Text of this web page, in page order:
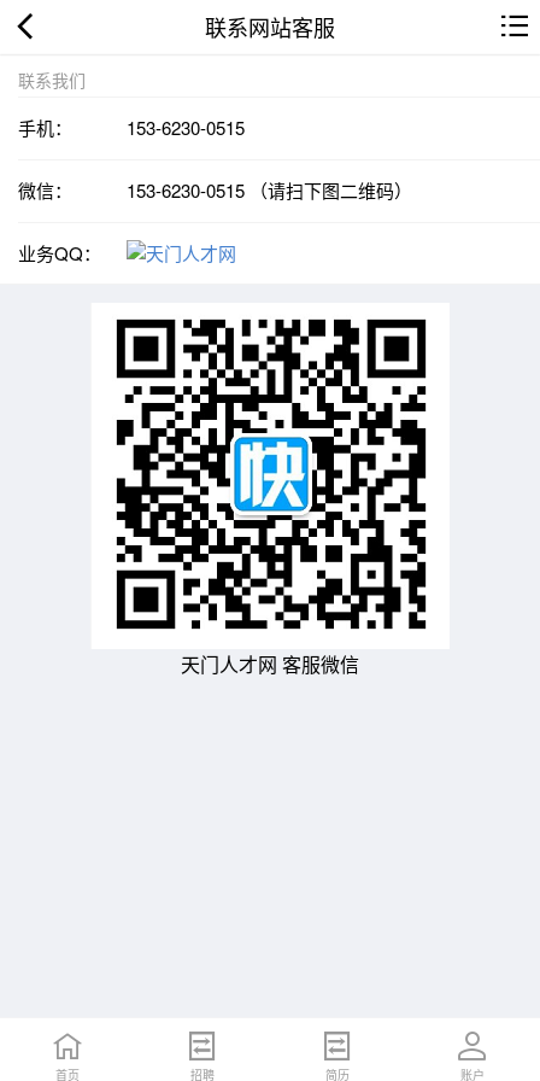
联系网站客服
联系我们
手机： 153-6230-0515
微信： 153-6230-0515 （请扫下图二维码）
业务QQ：
天门人才网 客服微信
首页 招聘 简历 账户